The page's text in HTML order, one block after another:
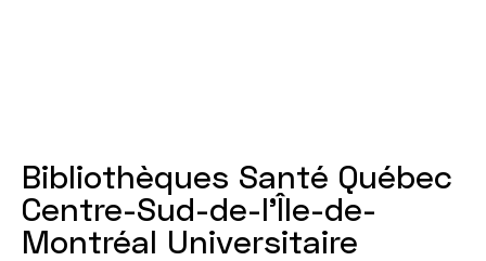
Bibliothèques Santé Québec
Centre-Sud-de-l’Île-de-
Montréal Universitaire